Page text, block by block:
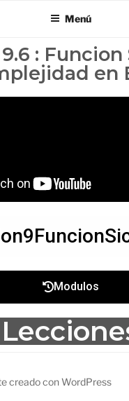
Menú
: Funcion
en
Modulos
creado con WordPress